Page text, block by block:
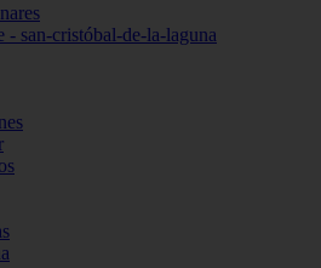
- san-cristóbal-de-la-laguna